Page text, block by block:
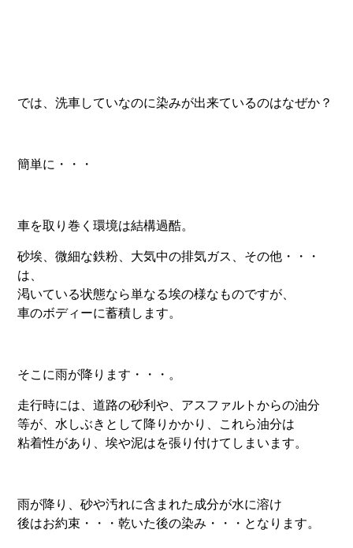
では、洗車していなのに染みが出来ているのはなぜか？
簡単に・・・
車を取り巻く環境は結構過酷。
砂埃、微細な鉄粉、大気中の排気ガス、その他・・・
は、
渇いている状態なら単なる埃の様なものですが、
車のボディーに蓄積します。
そこに雨が降ります・・・。
走行時には、道路の砂利や、アスファルトからの油分
等が、水しぶきとして降りかかり、これら油分は
粘着性があり、埃や泥はを張り付けてしまいます。
雨が降り、砂や汚れに含まれた成分が水に溶け
後はお約束・・・乾いた後の染み・・・となります。